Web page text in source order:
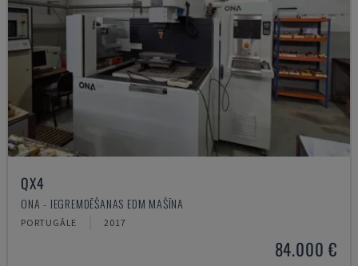
QX4
ONA - IEGREMDĒŠANAS EDM MAŠĪNA
PORTUGĀLE 2017
84.000 €